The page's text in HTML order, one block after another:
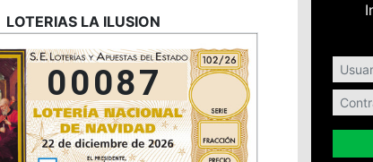
LOTERIAS LA ILUSION
00087